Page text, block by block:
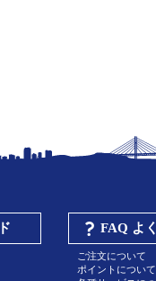
FAQ よ
ご注文について
ポイントについて